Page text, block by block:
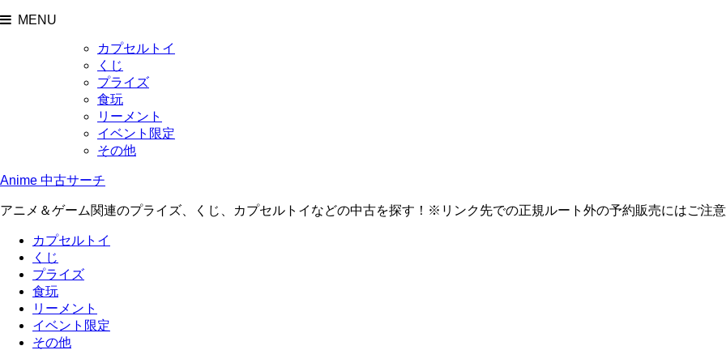
MENU
カプセルトイ
くじ
プライズ
食玩
リーメント
イベント限定
その他
Anime 中古サーチ
アニメ＆ゲーム関連のプライズ、くじ、カプセルトイなどの中古を探す！※リンク先での正規ルート外の予約販売にはご注
カプセルトイ
くじ
プライズ
食玩
リーメント
イベント限定
その他